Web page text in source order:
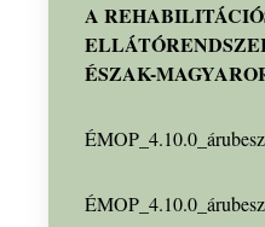
A
ÉSZAK-